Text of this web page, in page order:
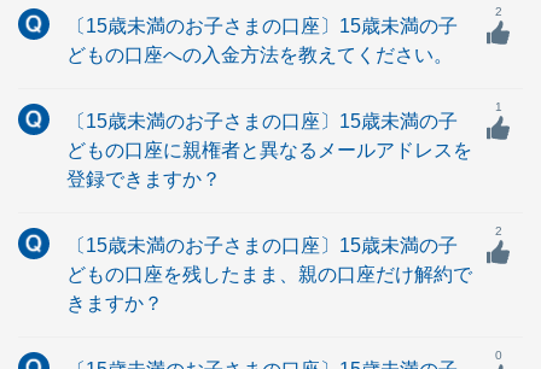
〔15歳未満のお子さまの口座〕15歳未満の子
どもの口座への入金方法を教えてください。
2
〔15歳未満のお子さまの口座〕15歳未満の子
どもの口座に親権者と異なるメールアドレスを
登録できますか？
1
〔15歳未満のお子さまの口座〕15歳未満の子
どもの口座を残したまま、親の口座だけ解約で
きますか？
2
0